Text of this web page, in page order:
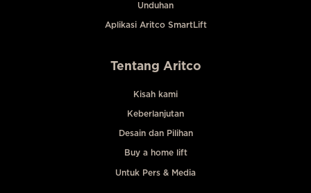
Unduhan
Aplikasi Aritco SmartLift
Tentang Aritco
Kisah kami
Keberlanjutan
Desain dan Pilihan
Buy a home lift
Untuk Pers & Media